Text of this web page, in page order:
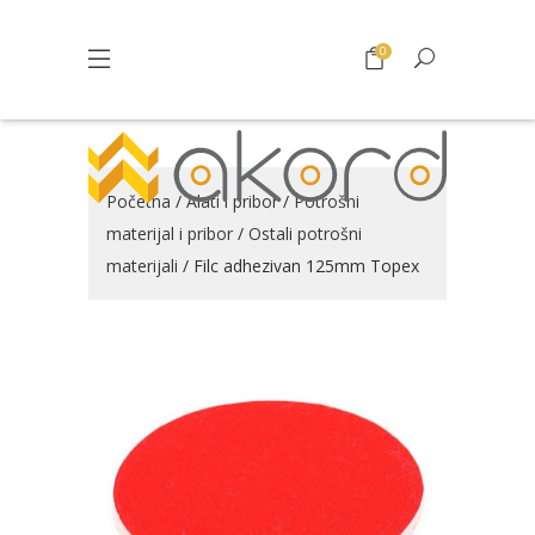
0
Početna /Alati i pribor/Potrošni
materijal i pribor / Ostali potrošni
materijali / Filc adhezivan 125mm Topex